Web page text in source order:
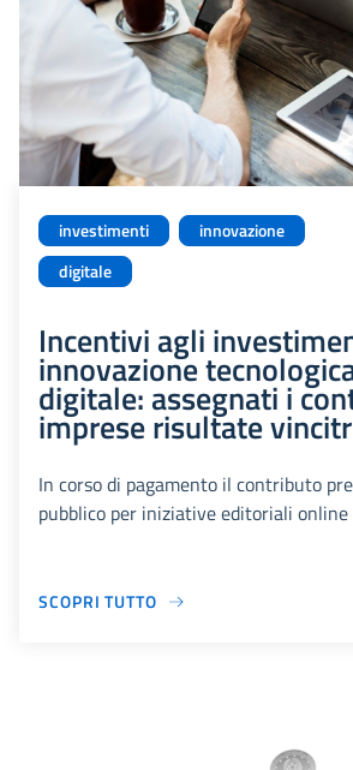
investimenti
innovazione
digitale
Incentivi agli
innovazione
digitale: assegnati i
imprese risultate
In corso di pagamento il contributo
pubblico per iniziative editoriali online
SCOPRI TUTTO